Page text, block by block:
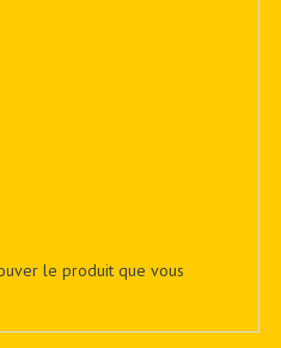
le produit que vous